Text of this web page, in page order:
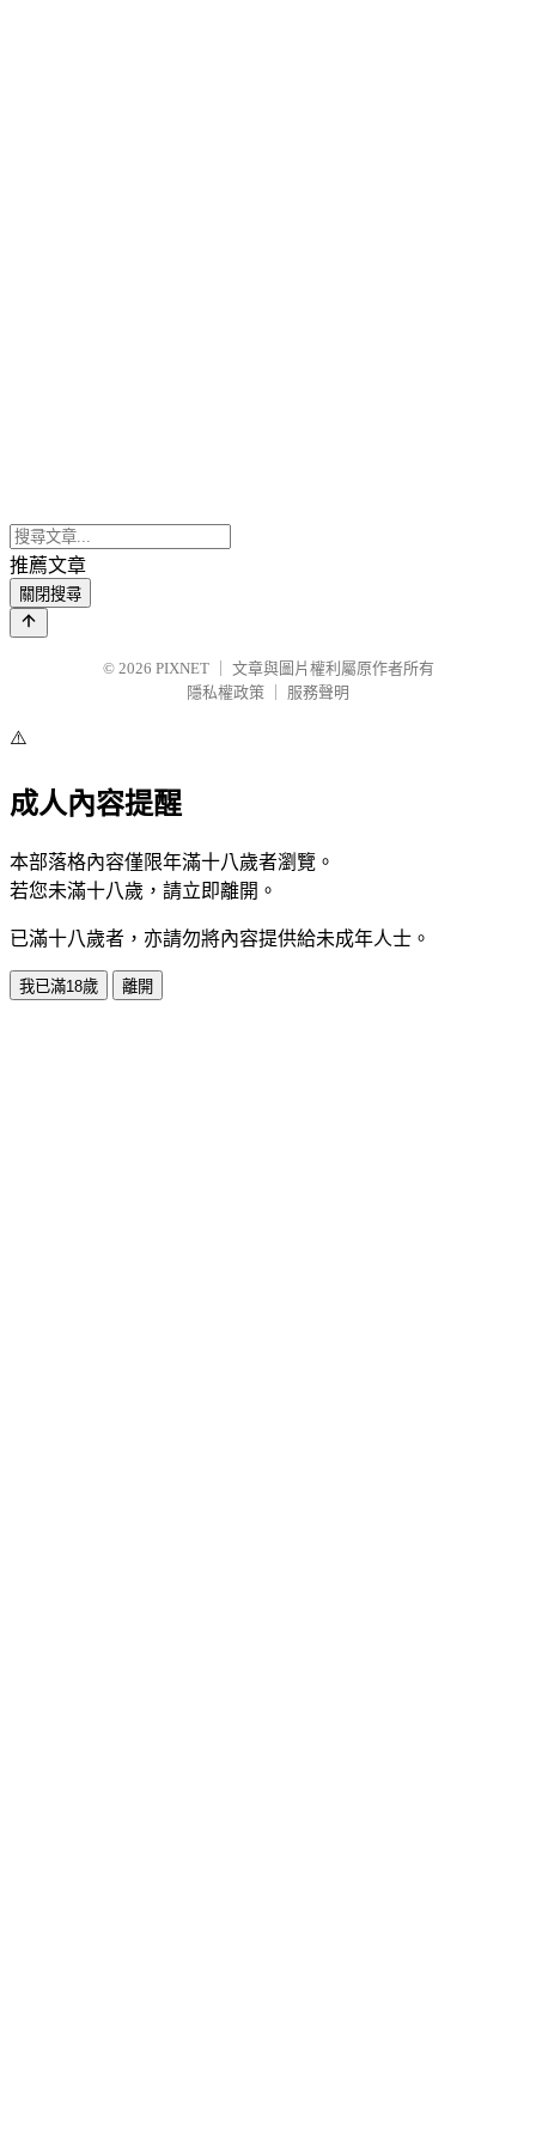
推薦文章
關閉搜尋
© 2026 PIXNET
文章與圖片權利屬原作者所有
隱私權政策
服務聲明
⚠️
成人內容提醒
本部落格內容僅限年滿十八歲者瀏覽。
若您未滿十八歲，請立即離開。
已滿十八歲者，亦請勿將內容提供給未成年人士。
我已滿18歲 離開